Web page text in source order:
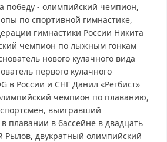
победу - олимпийский чемпион,
по спортивной гимнастике,
гимнастики России Никита
чемпион по лыжным гонкам
нового кулачного вида
первого кулачного
в России и СНГ Данил «Регбист»
чемпион по плаванию,
выигравший
плавании в бассейне в двадцать
Рылов, двукратный олимпийский